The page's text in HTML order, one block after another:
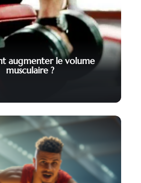
augmenter le volume
musculaire ?